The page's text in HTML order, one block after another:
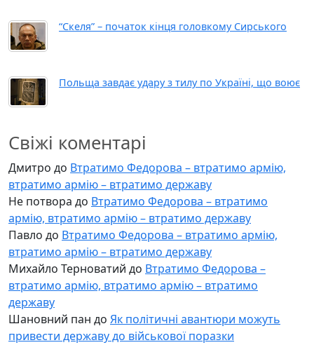
“Скеля” – початок кінця головкому Сирського
Польща завдає удару з тилу по Україні, що воює
Свіжі коментарі
Дмитро до Втратимо Федорова – втратимо армію,
втратимо армію – втратимо державу
Не потвора до Втратимо Федорова – втратимо
армію, втратимо армію – втратимо державу
Павло до Втратимо Федорова – втратимо армію,
втратимо армію – втратимо державу
Михайло Терноватий до Втратимо Федорова –
втратимо армію, втратимо армію – втратимо
державу
Шановний пан до Як політичні авантюри можуть
привести державу до військової поразки